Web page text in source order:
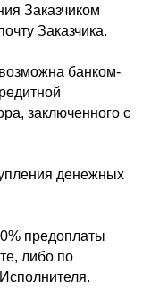
Заказчиком
Заказчика.
банком-
заключенного с
денежных
предоплаты
либо по